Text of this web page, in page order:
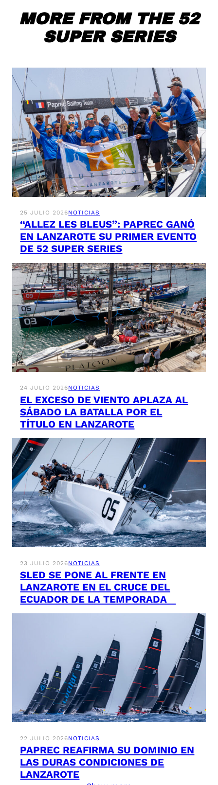
MORE FROM THE 52
SUPER SERIES
25 JULIO 2026NOTICIAS
“ALLEZ LES BLEUS”: PAPREC GANÓ
EN LANZAROTE SU PRIMER EVENTO
DE 52 SUPER SERIES
24 JULIO 2026NOTICIAS
EL EXCESO DE VIENTO APLAZA AL
SÁBADO LA BATALLA POR EL
TÍTULO EN LANZAROTE
23 JULIO 2026NOTICIAS
SLED SE PONE AL FRENTE EN
LANZAROTE EN EL CRUCE DEL
ECUADOR DE LA TEMPORADA
22 JULIO 2026NOTICIAS
PAPREC REAFIRMA SU DOMINIO EN
LAS DURAS CONDICIONES DE
LANZAROTE